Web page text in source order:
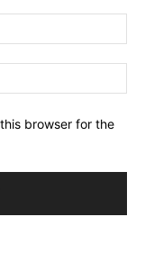
browser for the